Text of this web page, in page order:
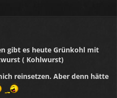
gibt es heute Grünkohl mit
( Kohlwurst)
reinsetzen. Aber denn hätte